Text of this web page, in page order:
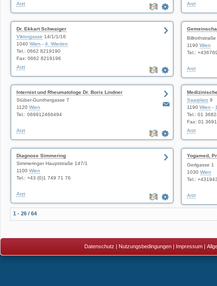
Arzt
Arzt
Dr. Ekkart Schwaiger
Viktorgasse 14/1/1/16
1040 Wien - 4. Wieden
Tel.: 0662 8219190
Fax: 0662 8219196
Arzt
David
1190 Wien
Tel.:
Arzt
Internist und Rheumatologe Dr. Boris Lindner
Stüber-Gunthergasse 7
1120 Wien
Tel.: 069912466494
Arzt
Saarplatz 9
1190 Wien -
Tel.: 01
Fax: 01
Arzt
Diagnose Simmering
Simmeringer Hauptstraße 147/1
1100 Wien
Tel.: +43 (0)1 749 71 76
Arzt
Yogamed,
Gerlgasse 1
1030 Wien
Tel.:
Arzt
1 - 26 / 64
Datenschutz | Nutzungsbedingungen | Impressum |